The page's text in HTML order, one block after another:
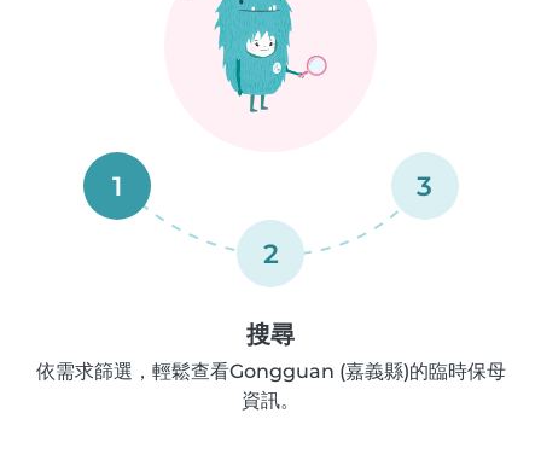
1
2
3
搜尋
依需求篩選，輕鬆查看Gongguan (嘉義縣)的臨時保母
資訊。